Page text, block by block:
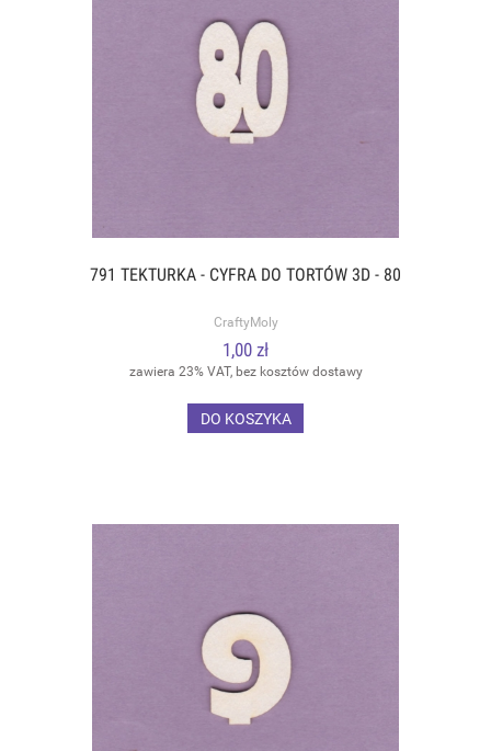
791 TEKTURKA - CYFRA DO TORTÓW 3D - 80
CraftyMoly
1,00 zł
zawiera 23% VAT, bez kosztów dostawy
DO KOSZYKA